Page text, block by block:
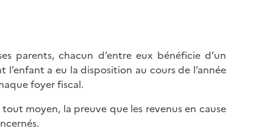
parents, chacun d’entre eux bénéficie d’un
a eu la disposition au cours de l’année
foyer fiscal.
moyen, la preuve que les revenus en cause